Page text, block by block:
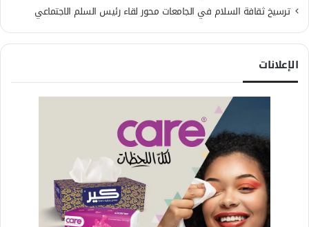
ترسيخ ثقافة السلام في الجامعات محور لقاء رئيس السلم الاجتماعي
الإعلانات